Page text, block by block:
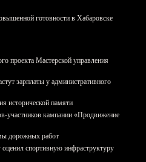
готовности в Хабаровске
проекта Мастерской управления
зарплаты у административного
исторической памяти
участников кампании «Продвижение
дорожных работ
оценил спортивную инфраструктуру